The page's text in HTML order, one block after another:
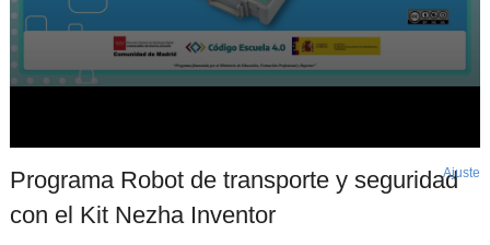
Programa Robot de transporte y seguridad
con el Kit Nezha Inventor
Ajuste